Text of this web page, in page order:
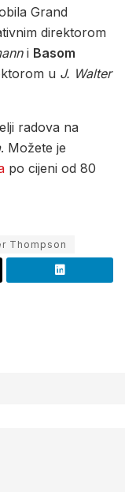
Grand
direktorom
i Basom
u J. Walter
radova na
. Možete je
po cijeni od 80
Thompson